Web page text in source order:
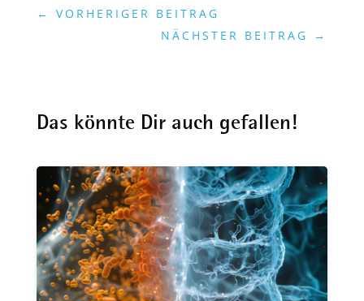
← VORHERIGER BEITRAG
NÄCHSTER BEITRAG
→
Das könnte Dir auch gefallen!